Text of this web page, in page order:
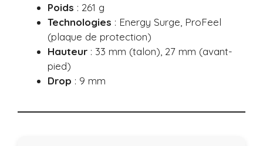
Poids : 261 g
Technologies : Energy Surge, ProFeel
(plaque de protection)
Hauteur : 33 mm (talon), 27 mm (avant-
pied)
Drop : 9 mm